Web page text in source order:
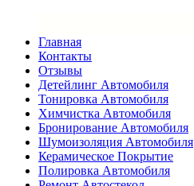
Главная
Контакты
Отзывы
Детейлинг Автомобиля
Тонировка Автомобиля
Химчистка Автомобиля
Бронирование Автомобиля
Шумоизоляция Автомобиля
Керамическое Покрытие
Полировка Автомобиля